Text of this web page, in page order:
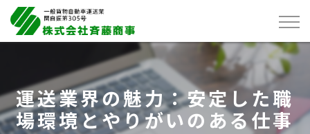
運送業界の魅力：安定した職
場環境とやりがいのある仕事